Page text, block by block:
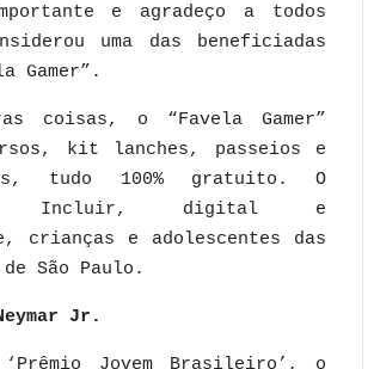
e agradeço a todos
uma das beneficiadas
Gamer”.
coisas, o “Favela Gamer”
kit lanches, passeios e
tudo 100% gratuito. O
Incluir, digital e
crianças e adolescentes das
São Paulo.
Jr.
Jovem Brasileiro’, o